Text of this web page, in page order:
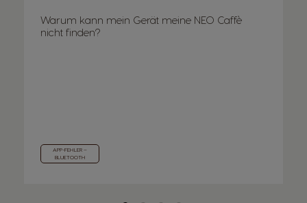
Warum kann mein Gerät meine NEO Caffè
nicht finden?
APP-FEHLER –
BLUETOOTH